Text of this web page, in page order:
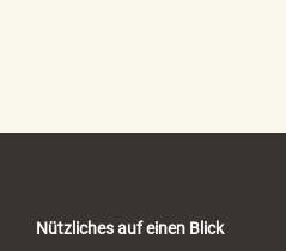
Nützliches auf einen Blick